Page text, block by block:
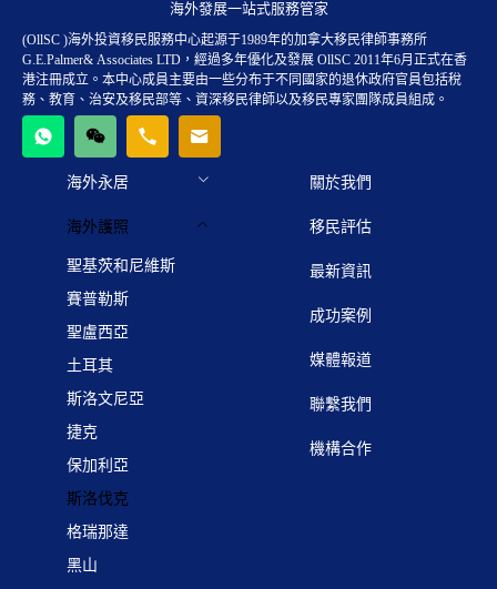
海外發展一站式服務管家
(OllSC )海外投資移民服務中心起源于1989年的加拿大移民律師事務所
G.E.Palmer& Associates LTD，經過多年優化及發展 OllSC 2011年6月正式在香
港注冊成立。本中心成員主要由一些分布于不同國家的退休政府官員包括稅
務、教育、治安及移民部等、資深移民律師以及移民專家團隊成員組成。
海外永居
海外護照
聖基茨和尼維斯
賽普勒斯
聖盧西亞
土耳其
斯洛文尼亞
捷克
保加利亞
斯洛伐克
格瑞那達
黑山
關於我們
移民評估
最新資訊
成功案例
媒體報道
聯繫我們
機構合作